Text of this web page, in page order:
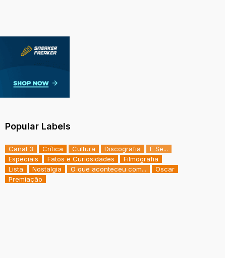
Popular Labels
Canal 3 Crítica Cultura Discografia
E Se...
Especiais
Fatos e Curiosidades
Filmografia
Lista
Nostalgia O que aconteceu com...
Oscar
Premiação